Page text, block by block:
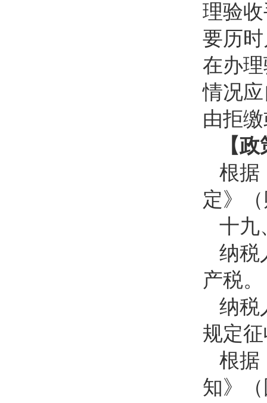
理验
要历
在办
情况
由拒
【
根据
定》
十九
纳税
产税。
纳税
规定
根据
知》